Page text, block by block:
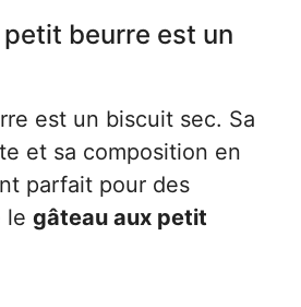
beurre est un
est un biscuit sec. Sa
et sa composition en
parfait pour des
le gâteau aux petit